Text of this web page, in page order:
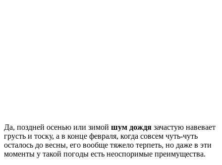
Да, поздней осенью или зимой шум дождя зачастую навевает
грусть и тоску, а в конце февраля, когда совсем чуть-чуть
осталось до весны, его вообще тяжело терпеть, но даже в эти
моменты у такой погоды есть неоспоримые преимущества.